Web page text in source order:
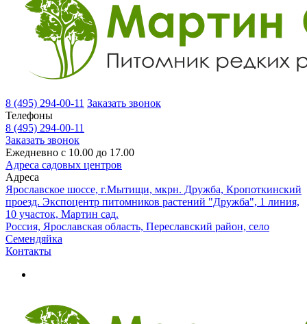
8 (495) 294-00-11 Заказать звонок
Телефоны
8 (495) 294-00-11
Заказать звонок
Ежедневно с 10.00 до 17.00
Адреса садовых центров
Адреса
Ярославское шоссе, г.Мытищи, мкрн. Дружба, Кропоткинский
проезд. Экспоцентр питомников растений "Дружба", 1 линия,
10 участок, Мартин сад.
Россия, Ярославская область, Переславский район, село
Семендяйка
Контакты